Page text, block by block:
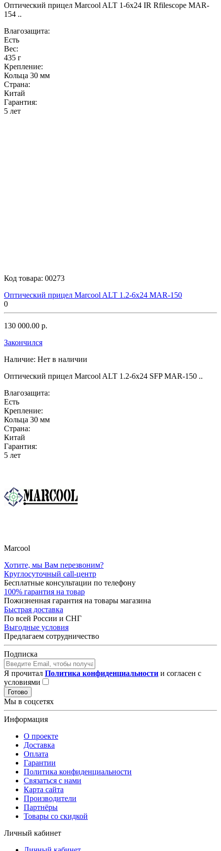
Оптический прицел Marcool ALT 1-6x24 IR Rfilescope MAR-
154 ..
Влагозащита:
Есть
Вес:
435 г
Крепление:
Кольца 30 мм
Страна:
Китай
Гарантия:
5 лет
Код товара: 00273
Оптический прицел Marcool ALT 1.2-6x24 MAR-150
0
130 000.00 р.
Закончился
Наличие: Нет в наличии
Оптический прицел Marcool ALT 1.2-6x24 SFP MAR-150 ..
Влагозащита:
Есть
Крепление:
Кольца 30 мм
Страна:
Китай
Гарантия:
5 лет
Marcool
Хотите, мы Вам перезвоним?
Круглосуточный call-центр
Бесплатные консультации по телефону
100% гарантия на товар
Пожизненная гарантия на товары магазина
Быстрая доставка
По всей России и СНГ
Выгодные условия
Предлагаем сотрудничество
Подписка
Я прочитал Политика конфиденциальности и согласен с
условиями
Готово
Мы в соцсетях
Информация
О проекте
Доставка
Оплата
Гарантии
Политика конфиденциальности
Связаться с нами
Карта сайта
Производители
Партнёры
Товары со скидкой
Личный кабинет